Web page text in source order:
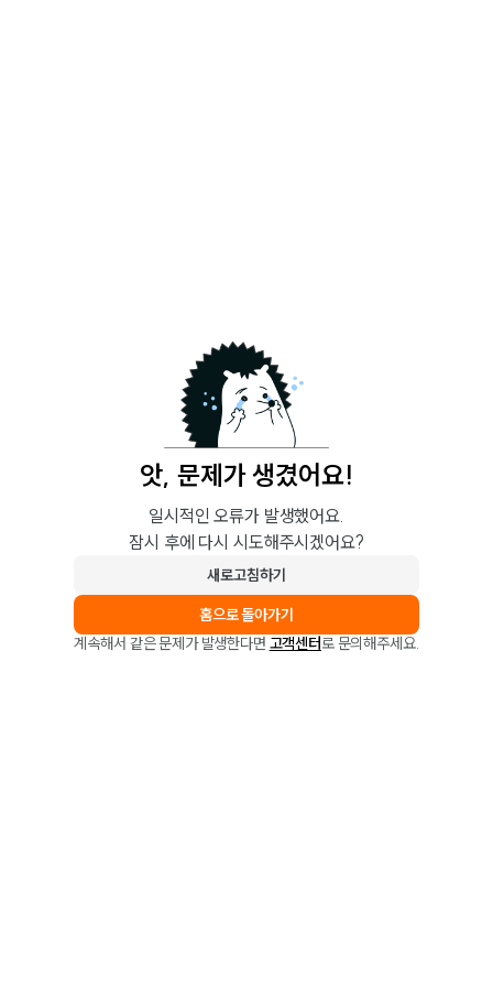
앗, 문제가 생겼어요!
일시적인 오류가 발생했어요.
잠시 후에 다시 시도해주시겠어요?
새로고침하기
홈으로 돌아가기
계속해서 같은 문제가 발생한다면 고객센터로 문의해주세요.